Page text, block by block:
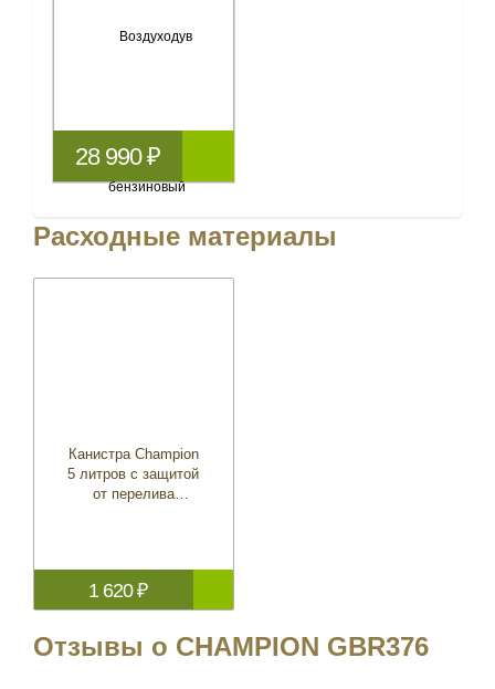
28 990 ₽
Расходные материалы
Канистра Champion
5 литров с защитой
от перелива
1 620 ₽
Отзывы о CHAMPION GBR376